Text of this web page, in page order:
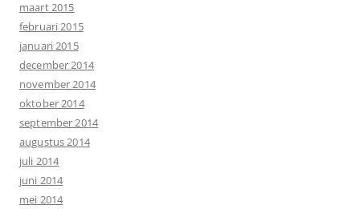
maart 2015
februari 2015
januari 2015
december 2014
november 2014
oktober 2014
september 2014
augustus 2014
juli 2014
juni 2014
mei 2014